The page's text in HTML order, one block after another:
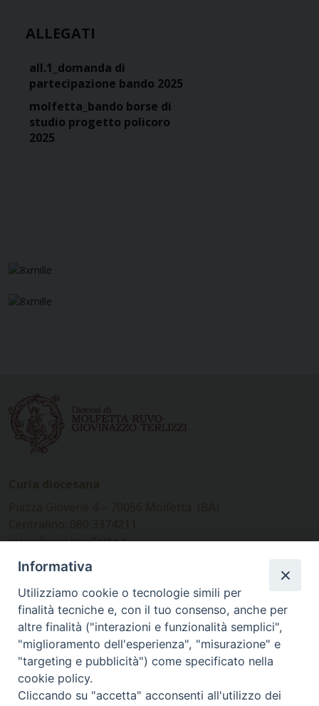
ALLEGATI
all.1_domanda di
partecipazione bando 2025
molfetta_bando borse di
studio progetto policoro
2025
www.diocesimolfetta.it –
diocesimolfetta@pec.chiesacattolica.it
Ufficio Comunicazioni sociali
Piazza Giovene 4 – 70056 Molfetta (BA)
comunicazionisociali@diocesimolfetta.it
SEGUICI SU
Informativa
Utilizziamo cookie o tecnologie simili per
finalità tecniche e, con il tuo consenso, anche per
altre finalità ("interazioni e funzionalità semplici",
"miglioramento dell'esperienza", "misurazione" e
"targeting e pubblicità") come specificato nella
cookie policy.
Cliccando su "accetta" acconsenti all'utilizzo dei